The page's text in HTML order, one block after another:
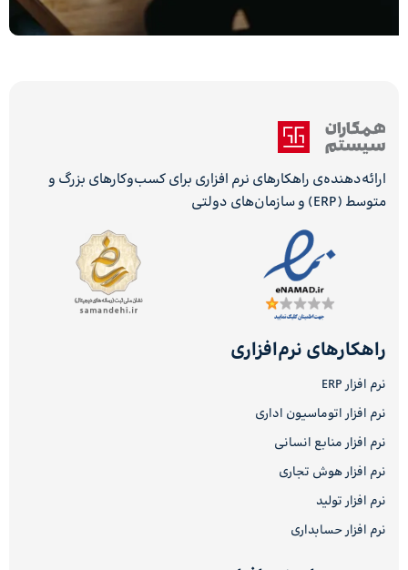
ارائه‌دهنده‌ی راهکارهای نرم افزاری برای کسب‌وکارهای بزرگ و
متوسط (ERP) و سازمان‌های دولتی
راهکارهای نرم‌افزاری
نرم افزار ERP
نرم افزار اتوماسیون اداری
نرم افزار منابع انسانی
نرم افزار هوش تجاری
نرم افزار تولید
نرم افزار حسابداری